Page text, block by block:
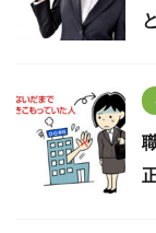
と